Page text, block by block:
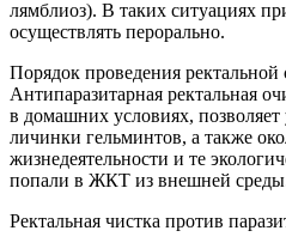
лямблиоз). В таких ситуациях
осуществлять перорально.
Порядок проведения
Антипаразитарная ректальная
в домашних условиях, позволяет
личинки гельминтов, а также
жизнедеятельности и те
попали в ЖКТ из внешней
Ректальная чистка против